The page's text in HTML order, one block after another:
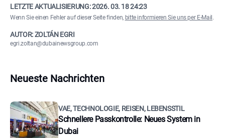
LETZTE AKTUALISIERUNG:2026. 03. 18 24:23
Wenn Sie einen Fehler auf dieser Seite finden, bitte informieren Sie uns per E-Mail .
AUTOR: ZOLTÁN EGRI
egri.zoltan@dubainewsgroup.com
Neueste Nachrichten
VAE, TECHNOLOGIE, REISEN, LEBENSSTIL
Schnellere Passkontrolle: Neues System in
Dubai